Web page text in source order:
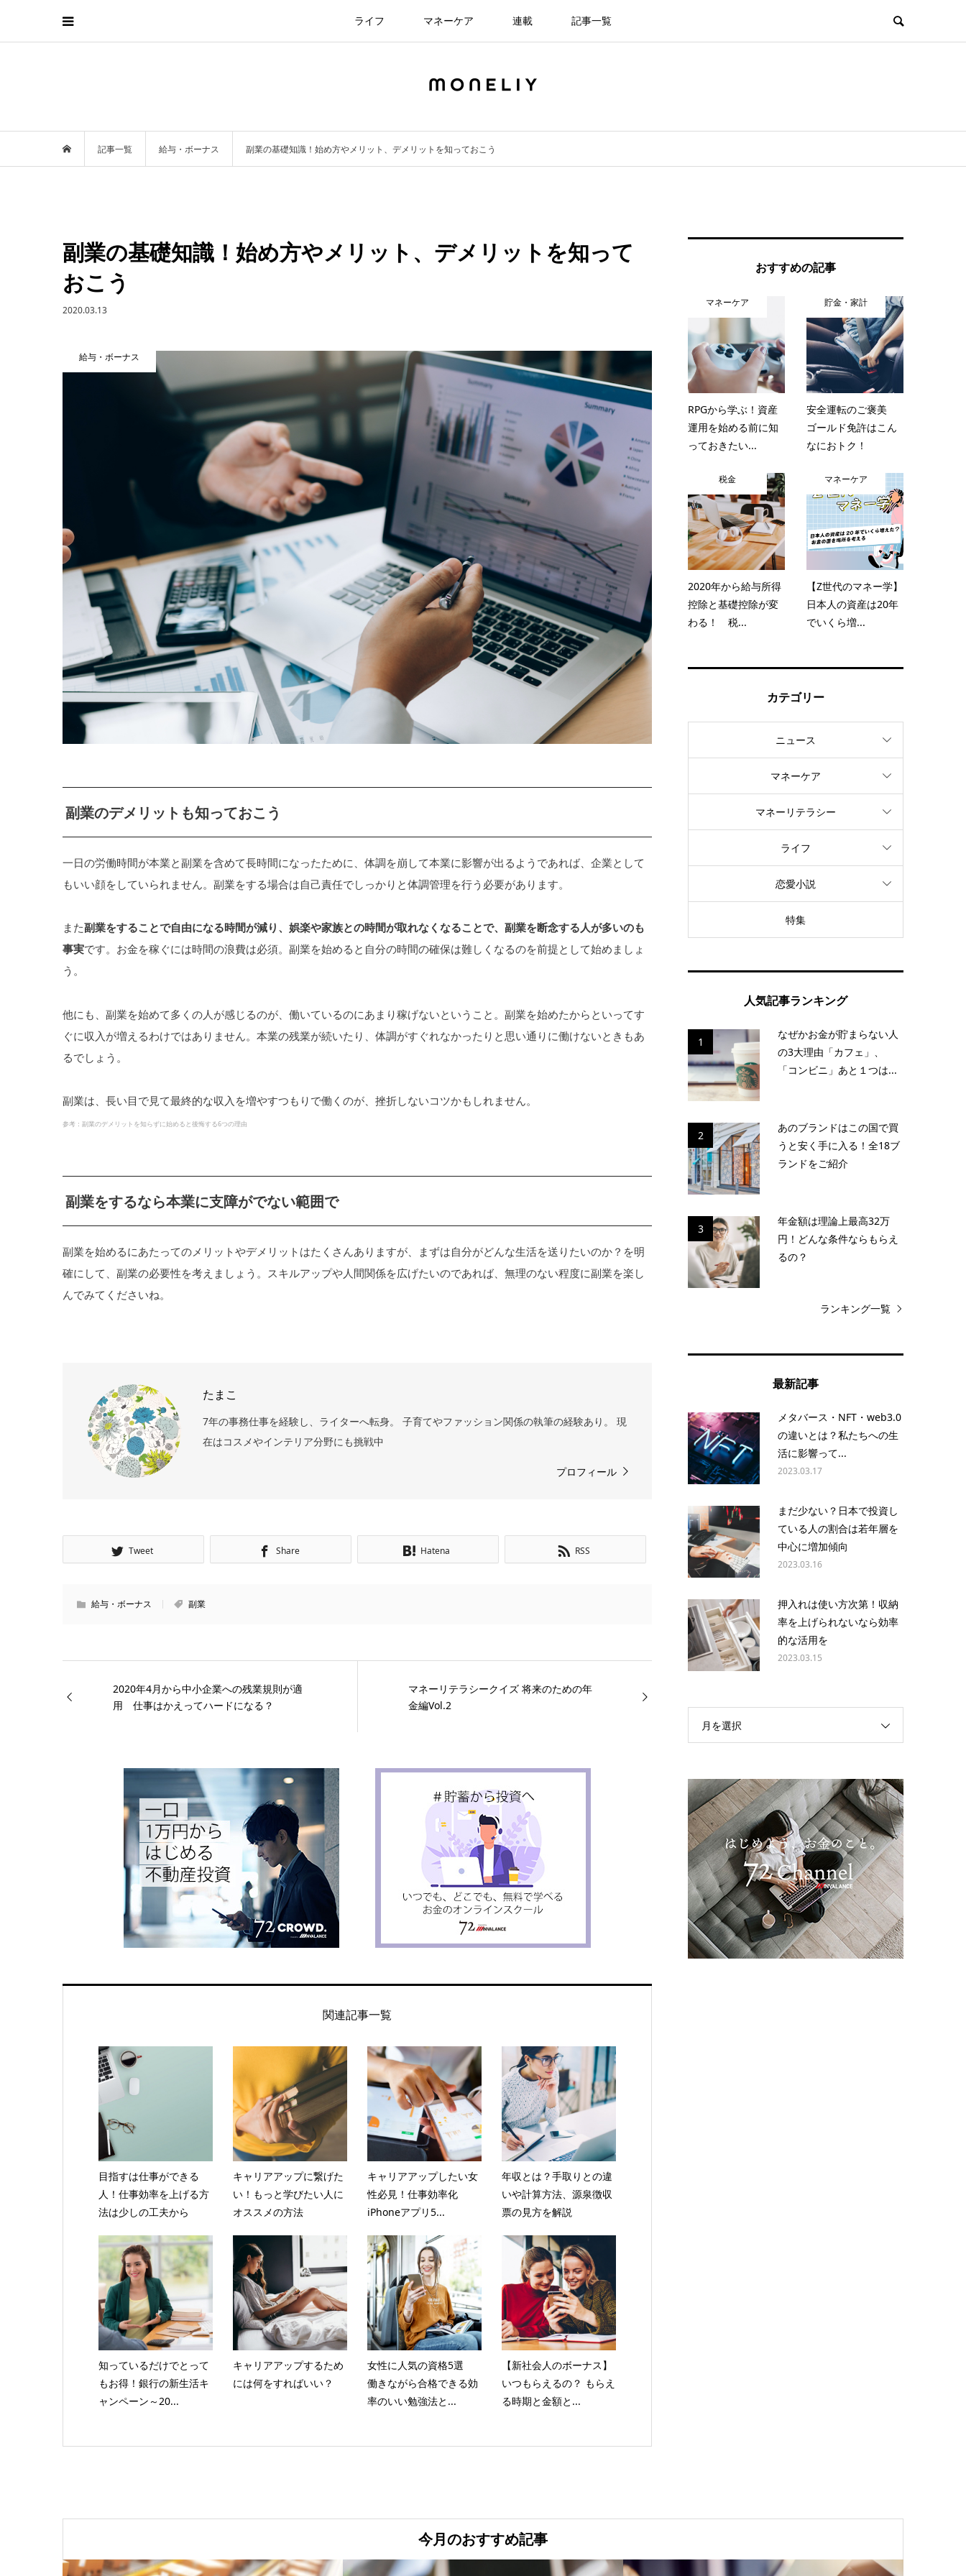
ライフ マネーケア 連載 記事一覧
記事一覧 給与・ボーナス 副業の基礎知識！始め方やメリット、デメリットを知っておこう
副業の基礎知識！始め方やメリット、デメリットを知って
おこう
2020.03.13
給与・ボーナス
副業のデメリットも知っておこう
一日の労働時間が本業と副業を含めて長時間になったために、体調を崩して本業に影響が出るようであれば、企業として
もいい顔をしていられません。副業をする場合は自己責任でしっかりと体調管理を行う必要があります。
また副業をすることで自由になる時間が減り、娯楽や家族との時間が取れなくなることで、副業を断念する人が多いのも
事実です。お金を稼ぐには時間の浪費は必須。副業を始めると自分の時間の確保は難しくなるのを前提として始めましょ
う。
他にも、副業を始めて多くの人が感じるのが、働いているのにあまり稼げないということ。副業を始めたからといってす
ぐに収入が増えるわけではありません。本業の残業が続いたり、体調がすぐれなかったりと思い通りに働けないときもあ
るでしょう。
副業は、長い目で見て最終的な収入を増やすつもりで働くのが、挫折しないコツかもしれません。
参考：副業のデメリットを知らずに始めると後悔する6つの理由
副業をするなら本業に支障がでない範囲で
副業を始めるにあたってのメリットやデメリットはたくさんありますが、まずは自分がどんな生活を送りたいのか？を明
確にして、副業の必要性を考えましょう。スキルアップや人間関係を広げたいのであれば、無理のない程度に副業を楽し
んでみてくださいね。
たまこ
7年の事務仕事を経験し、ライターへ転身。 子育てやファッション関係の執筆の経験あり。 現
在はコスメやインテリア分野にも挑戦中
プロフィール
Tweet Share Hatena RSS
給与・ボーナス 副業
2020年4月から中小企業への残業規則が適
用 仕事はかえってハードになる？
マネーリテラシークイズ 将来のための年
金編Vol.2
関連記事一覧
目指すは仕事ができる
人！仕事効率を上げる方
法は少しの工夫から
キャリアアップに繋げた
い！もっと学びたい人に
オススメの方法
キャリアアップしたい女
性必見！仕事効率化
iPhoneアプリ5...
年収とは？手取りとの違
いや計算方法、源泉徴収
票の見方を解説
知っているだけでとって
もお得！銀行の新生活キ
ャンペーン～20...
キャリアアップするため
には何をすればいい？
女性に人気の資格5選
働きながら合格できる効
率のいい勉強法と...
【新社会人のボーナス】
いつもらえるの？ もらえ
る時期と金額と...
おすすめの記事
マネーケア
RPGから学ぶ！資産
運用を始める前に知
っておきたい...
貯金・家計
安全運転のご褒美
ゴールド免許はこん
なにおトク！
税金
2020年から給与所得
控除と基礎控除が変
わる！ 税...
マネーケア
【Z世代のマネー学】
日本人の資産は20年
でいくら増...
カテゴリー
ニュース
マネーケア
マネーリテラシー
ライフ
恋愛小説
特集
人気記事ランキング
1
なぜかお金が貯まらない人
の3大理由「カフェ」、
「コンビニ」あと１つは...
2
あのブランドはこの国で買
うと安く手に入る！全18ブ
ランドをご紹介
3
年金額は理論上最高32万
円！どんな条件ならもらえ
るの？
ランキング一覧
最新記事
メタバース・NFT・web3.0
の違いとは？私たちへの生
活に影響って...
2023.03.17
まだ少ない？日本で投資し
ている人の割合は若年層を
中心に増加傾向
2023.03.16
押入れは使い方次第！収納
率を上げられないなら効率
的な活用を
2023.03.15
月を選択
今月のおすすめ記事